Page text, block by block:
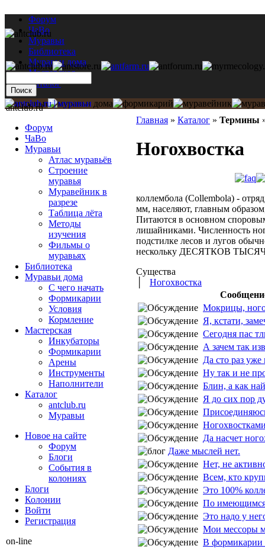
Форум
ЧаВо
Муравьи
Библиотека
Муравьи дома
Мастерская
Каталог
Главная » Каталог » Термины
Ногохвостка
коллембола (Collembola) -
мм, населяют, главным
Питаются в основном
лишайниками. Численность
подстилке лесов и лугов
нескольку ДЕСЯТКОВ ТЫСЯЧ
Существа
Ногохвостка
Мокрицы,
Я, кстати,
Сегодня пас
А зачем так
Да сто раз
Ну так и не
Блин, а как
Я до сих пор
Да насчет
Даже мыслей нет.
Нет, не
Всем, кто
Это 100%
По имеющимся
Это надо у
Мои мессоры
В формикарии
antclub.ru
Форум
ЧаВо
Муравьи
Атлас муравьёв
Строение
муравья
Муравейник в
разрезе
Таблица лёта
Методы
изучения
Фильмы о
муравьях
Библиотека
Муравьи дома
С чего начать
Формикарии
Условия
Кормление
Мастерская
Инкубаторы
Формикарии
Арены
Инструменты
Наполнители
Каталог
antclub.ru
Муравьи
Новое на сайте
Форум
Блоги
События в
колониях
Блоги
Колонии
Войти
Peгиcтpaция
on-line